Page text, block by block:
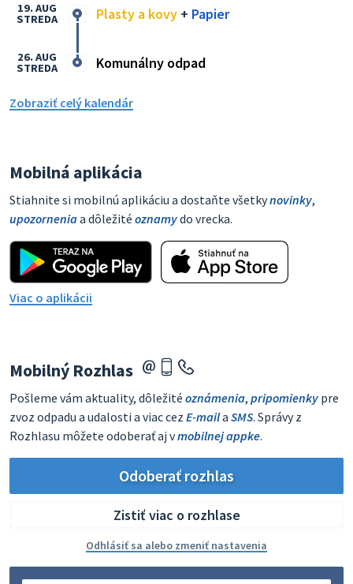
Plasty a kovy + Papier
19. AUG
STREDA
Komunálny odpad
26. AUG
STREDA
Zobraziť celý kalendár
Mobilná aplikácia
Stiahnite si mobilnú aplikáciu a dostaňte všetkynovinky,
upozorneniaa dôležité oznamydo vrecka.
Viac o aplikácii
Mobilný Rozhlas
Pošleme vám aktuality, dôležité oznámenia, pripomienky pre
zvoz odpadu a udalosti a viac cez E-maila SMS. Správy z
Rozhlasu môžete odoberať aj vmobilnej appke.
Odoberať rozhlas
Zistiť viac o rozhlase
Odhlásiť sa alebo zmeniť nastavenia